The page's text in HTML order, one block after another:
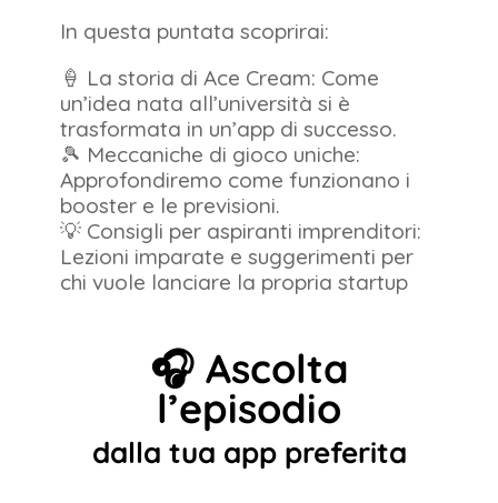
In questa puntata scoprirai:
🍦 La storia di Ace Cream: Come
un’idea nata all’università si è
trasformata in un’app di successo.
🎾 Meccaniche di gioco uniche:
Approfondiremo come funzionano i
booster e le previsioni.
💡 Consigli per aspiranti imprenditori:
Lezioni imparate e suggerimenti per
chi vuole lanciare la propria startup
🎧 Ascolta
l’episodio
dalla tua app preferita